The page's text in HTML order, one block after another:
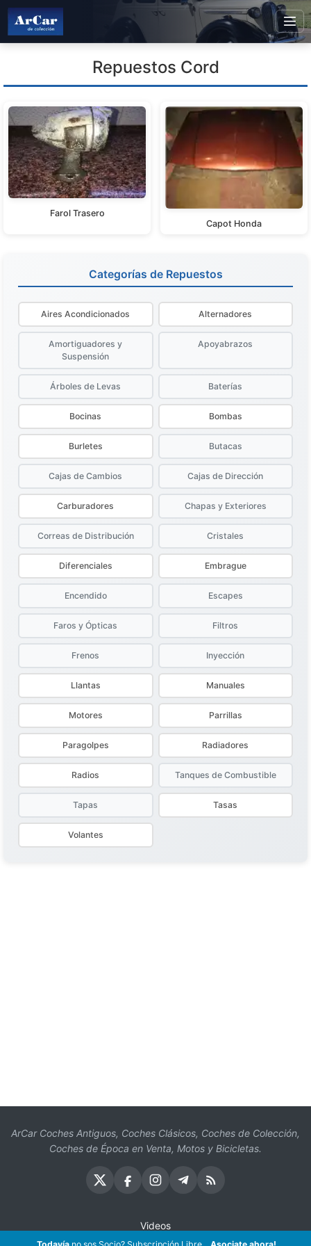
Repuestos Cord
Farol Trasero
Capot Honda
Categorías de Repuestos
Aires Acondicionados Alternadores
Amortiguadores y
Suspensión
Apoyabrazos
Árboles de Levas Baterías
Bocinas Bombas
Burletes Butacas
Cajas de Cambios Cajas de Dirección
Carburadores Chapas y Exteriores
Correas de Distribución Cristales
Diferenciales Embrague
Encendido Escapes
Faros y Ópticas Filtros
Frenos Inyección
Llantas Manuales
Motores Parrillas
Paragolpes Radiadores
Radios Tanques de Combustible
Tapas Tasas
Volantes
ArCar Coches Antiguos, Coches Clásicos, Coches de Colección,
Coches de Época en Venta, Motos y Bicicletas.
Videos